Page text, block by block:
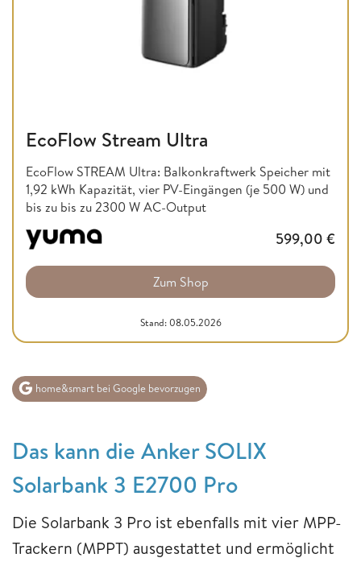
EcoFlow Stream Ultra
EcoFlow STREAM Ultra: Balkonkraftwerk Speicher mit
1,92 kWh Kapazität, vier PV-Eingängen (je 500 W) und
bis zu bis zu 2300 W AC-Output
599,00 €
Zum Shop
Stand: 08.05.2026
home&smart bei Google bevorzugen
Das kann die Anker SOLIX
Solarbank 3 E2700 Pro
Die Solarbank 3 Pro ist ebenfalls mit vier MPP-
Trackern (MPPT) ausgestattet und ermöglicht